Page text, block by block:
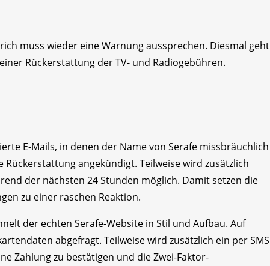
muss wieder eine Warnung aussprechen. Diesmal geht
Rückerstattung der TV- und Radiogebühren.
E-Mails, in denen der Name von Serafe missbräuchlich
angekündigt. Teilweise wird zusätzlich
der nächsten 24 Stunden möglich. Damit setzen die
zu einer raschen Reaktion.
der echten Serafe-Website in Stil und Aufbau. Auf
abgefragt. Teilweise wird zusätzlich ein per SMS
Zahlung zu bestätigen und die Zwei-Faktor-